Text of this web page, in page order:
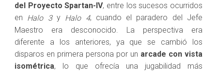
del Proyecto Spartan-IV, entre los sucesos ocurridos
en Halo 3y Halo 4, cuando el paradero del Jefe
Maestro era desconocido. La perspectiva era
diferente a los anteriores, ya que se cambió los
disparos en primera persona por un arcade con vista
isométrica, lo que ofrecía una jugabilidad más